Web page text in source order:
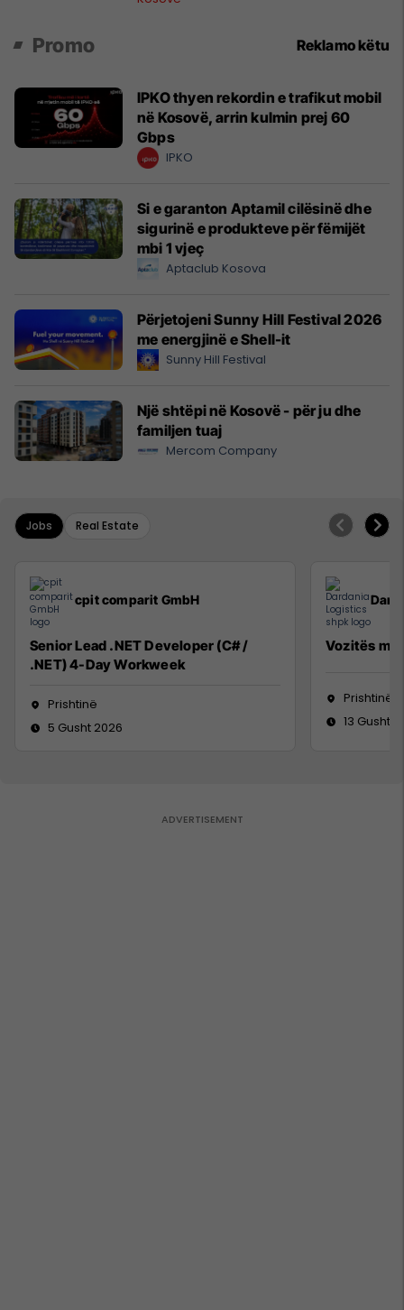
Promo Reklamo këtu
IPKO thyen rekordin e trafikut mobil
në Kosovë, arrin kulmin prej 60
Gbps
IPKO
Si e garanton Aptamil cilësinë dhe
sigurinë e produkteve për fëmijët
mbi 1 vjeç
Aptaclub Kosova
Përjetojeni Sunny Hill Festival 2026
me energjinë e Shell-it
Sunny Hill Festival
Një shtëpi në Kosovë - për ju dhe
familjen tuaj
Mercom Company
Jobs Real Estate
cpit comparit GmbH
Senior Lead .NET Developer (C# /
.NET) 4-Day Workweek
Prishtinë
5 Gusht 2026
Vozitës me
Prishtinë
13 Gusht